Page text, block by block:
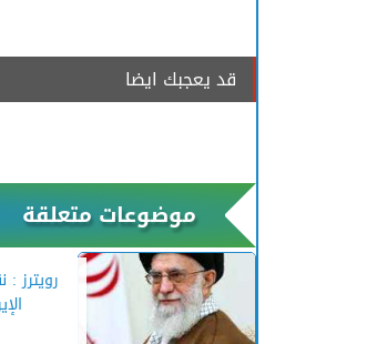
قد يعجبك ايضا
موضوعات متعلقة
رويترز